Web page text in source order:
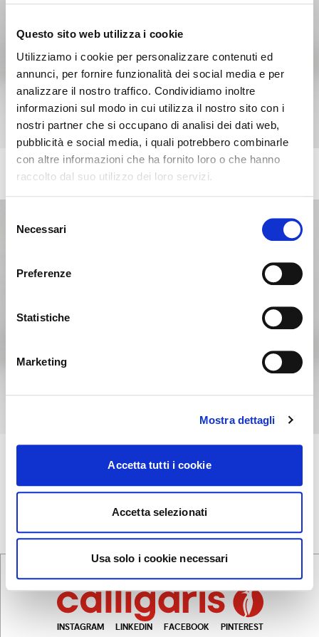
Questo sito web utilizza i cookie
Utilizziamo i cookie per personalizzare contenuti ed
annunci, per fornire funzionalità dei social media e per
analizzare il nostro traffico. Condividiamo inoltre
informazioni sul modo in cui utilizza il nostro sito con i
nostri partner che si occupano di analisi dei dati web,
pubblicità e social media, i quali potrebbero combinarle
con altre informazioni che ha fornito loro o che hanno
raccolto dal suo utilizzo dei loro servizi.
delNecessari
Preferenze
Statistiche
Marketing
Mostra dettagli
Accetta tutti i cookie
Accetta selezionati
Usa solo i cookie necessari
Wood and metal entertainment unit
INSTAGRAM LINKEDIN FACEBOOK PINTEREST
Seems like you’re browsing from Close
International. Would you like to switch to the site in